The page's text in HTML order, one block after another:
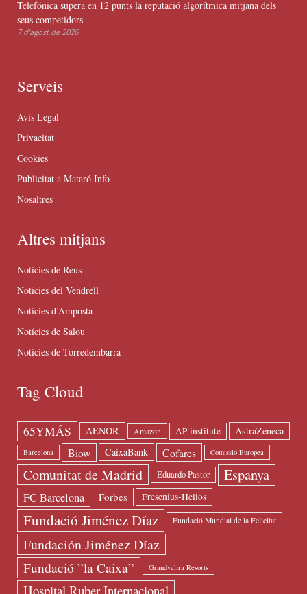
Telefónica supera en 12 punts la reputació algorítmica mitjana dels
seus competidors
7 d'agost de 2026
Serveis
Avís Legal
Privacitat
Cookies
Publicitat a Mataró Info
Nosaltres
Altres mitjans
Notícies de Reus
Notícies del Vendrell
Notícies d’Amposta
Notícies de Salou
Notícies de Torredembarra
Tag Cloud
65YMÁS AENOR Amazon AP institute AstraZeneca
Barcelona Biow CaixaBank Cofares Comissió Europea
Comunitat de Madrid Eduardo Pastor Espanya
FC Barcelona Forbes Fresenius-Helios
Fundació Jiménez Díaz Fundació Mundial de la Felicitat
Fundación Jiménez Díaz
Fundació ”la Caixa” Grandvalira Resorts
Hospital Ruber Internacional